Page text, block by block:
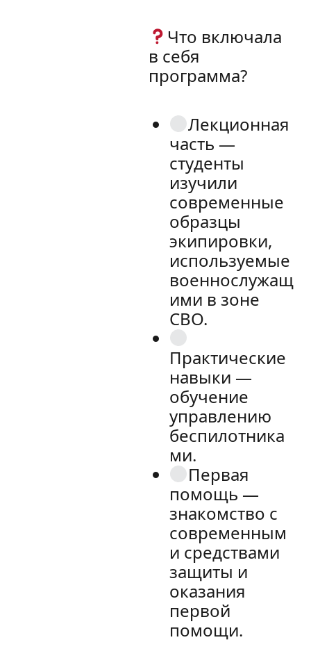
Что включала
в себя
программа?
Лекционная
часть —
студенты
изучили
современные
образцы
экипировки,
используемые
военнослужащ
ими в зоне
СВО.
Практические
навыки —
обучение
управлению
беспилотника
ми.
Первая
помощь —
знакомство с
современным
и средствами
защиты и
оказания
первой
помощи.